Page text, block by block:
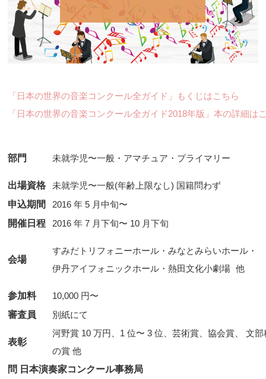
「日本の世界の音楽コンクール全ガイド」もくじはこちら
「日本の世界の音楽コンクール全ガイド2018年版」本の詳細は
部門
出場資格
未就学児〜一般(年齢上限なし) 国籍問わず
申込期間
2016 年 5 月中旬〜
開催日程
2016 年 7 月下旬〜 10 月下旬
会場
すみだトリフォニーホール・みなとみらいホール・
参加料
10,000 円〜
審査員
別紙にて
表彰
河野賞 10 万円、1 位〜 3 位、芸術賞、協会賞、 文
の賞 他
問 日本演奏家コンクール事務局